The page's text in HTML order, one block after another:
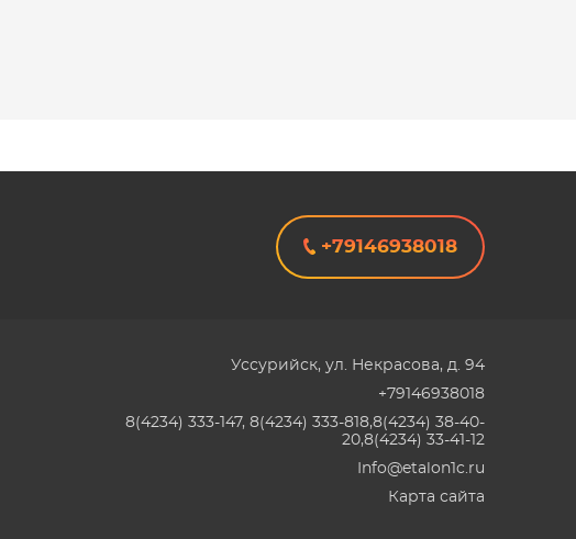
+79146938018
Уссурийск, ул. Некрасова, д. 94
+79146938018
8(4234) 333-147, 8(4234) 333-818,8(4234) 38-40-
20,8(4234) 33-41-12
Info@etalon1c.ru
Карта сайта